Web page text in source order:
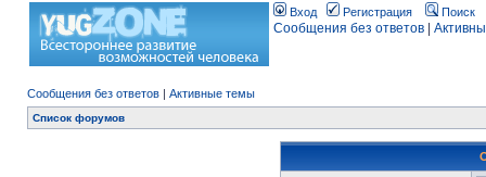
Вход Регистрация Поиск
Сообщения без ответов
Сообщения без ответов | Активные темы
Список форумов